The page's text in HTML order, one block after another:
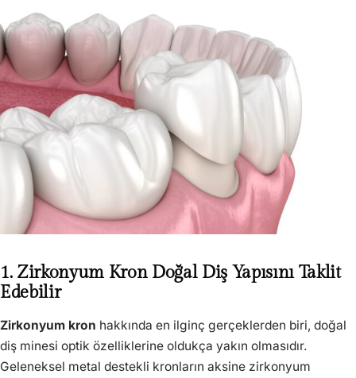
1. Zirkonyum Kron Doğal Diş Yapısını Taklit
Edebilir
Zirkonyum kron hakkında en ilginç gerçeklerden biri, doğal
diş minesi optik özelliklerine oldukça yakın olmasıdır.
Geleneksel metal destekli kronların aksine zirkonyum